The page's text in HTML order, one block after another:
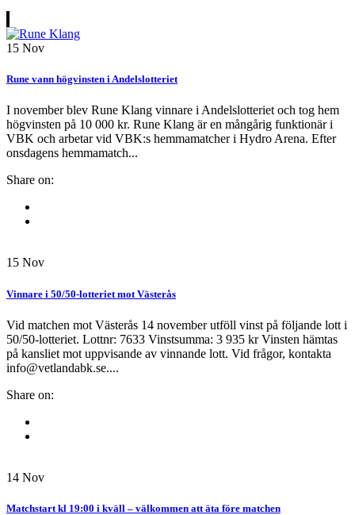
15 Nov
Rune vann högvinsten i Andelslotteriet
I november blev Rune Klang vinnare i Andelslotteriet och tog hem
högvinsten på 10 000 kr. Rune Klang är en mångårig funktionär i
VBK och arbetar vid VBK:s hemmamatcher i Hydro Arena. Efter
onsdagens hemmamatch...
Share on:
15 Nov
Vinnare i 50/50-lotteriet mot Västerås
Vid matchen mot Västerås 14 november utföll vinst på följande lott i
50/50-lotteriet. Lottnr: 7633 Vinstsumma: 3 935 kr Vinsten hämtas
på kansliet mot uppvisande av vinnande lott. Vid frågor, kontakta
info@vetlandabk.se....
Share on:
14 Nov
Matchstart kl 19:00 i kväll – välkommen att äta före matchen